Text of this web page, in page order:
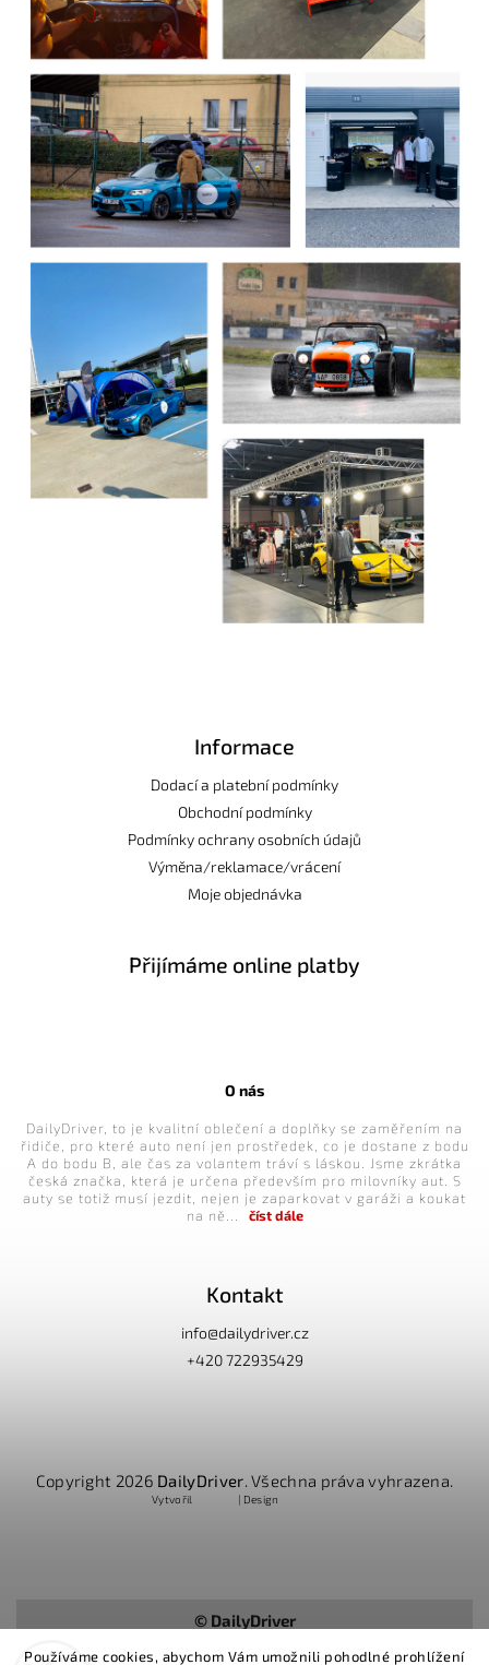
Používáme cookies, abychom Vám umožnili pohodlné prohlížení
Informace
Dodací a platební podmínky
Obchodní podmínky
Podmínky ochrany osobních údajů
Výměna/reklamace/vrácení
Moje objednávka
Přijímáme online platby
O nás
DailyDriver, to je kvalitní oblečení a doplňky se zaměřením na
řidiče, pro které auto není jen prostředek, co je dostane z bodu
A do bodu B, ale čas za volantem tráví s láskou. Jsme zkrátka
česká značka, která je určena především pro milovníky aut. S
auty se totiž musí jezdit, nejen je zaparkovat v garáži a koukat
na ně...
číst dále
Kontakt
info@dailydriver.cz
+420 722935429
Copyright 2026 DailyDriver. Všechna práva vyhrazena.
Vytvořil | Design
© DailyDriver